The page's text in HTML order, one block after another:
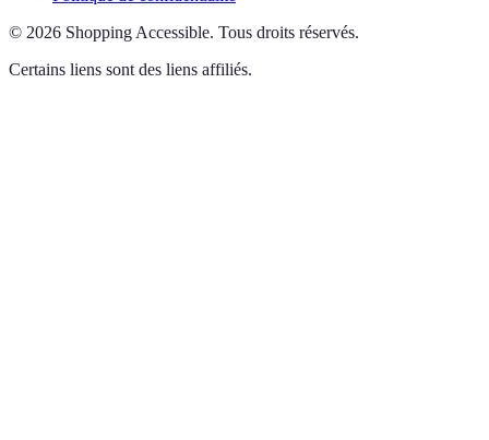
© 2026 Shopping Accessible. Tous droits réservés.
Certains liens sont des liens affiliés.